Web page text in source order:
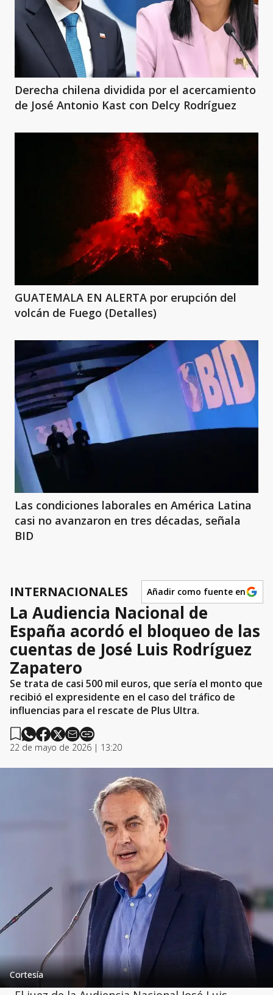
Derecha chilena dividida por el acercamiento
de José Antonio Kast con Delcy Rodríguez
GUATEMALA EN ALERTA por erupción del
volcán de Fuego (Detalles)
Las condiciones laborales en América Latina
casi no avanzaron en tres décadas, señala
BID
INTERNACIONALES Añadir como fuente en
La Audiencia Nacional de
España acordó el bloqueo de las
cuentas de José Luis Rodríguez
Zapatero
Se trata de casi 500 mil euros, que sería el monto que
recibió el expresidente en el caso del tráfico de
influencias para el rescate de Plus Ultra.
22 de mayo de 2026 | 13:20
Cortesía